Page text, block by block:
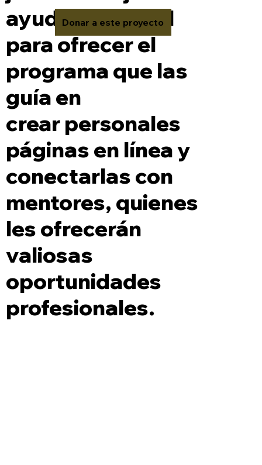
ayuda es crucial
para ofrecer el
programa que las
guía en
crear personales
páginas en línea y
conectarlas con
mentores, quienes
les ofrecerán
valiosas
oportunidades
profesionales.
Donar a este proyecto